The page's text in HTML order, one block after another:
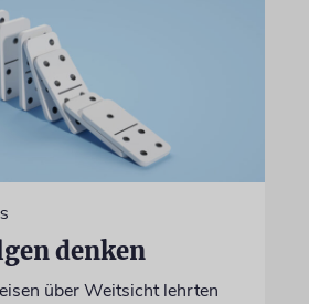
denken
über Weitsicht lehrten